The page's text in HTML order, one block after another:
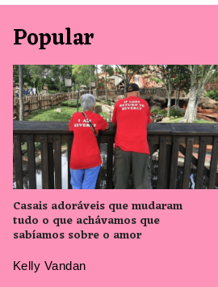
Popular
Casais adoráveis que mudaram
tudo o que achávamos que
sabíamos sobre o amor
Kelly Vandan